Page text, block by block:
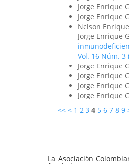
Jorge Enrique
Jorge Enrique
Nelson
Jorge Enrique
Vol. 16 Núm. 3
Jorge Enrique
Jorge Enrique
Jorge Enrique
Jorge Enrique
<< < 1 2 3 4 5 6 7 8 9
La Asociación